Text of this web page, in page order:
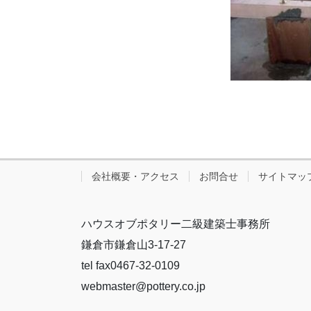
会社概要・アクセス お問合せ サイトマッ
ハウスオブポタリー二級建築士事務所
鎌倉市鎌倉山3-17-27
tel fax0467-32-0109
webmaster@pottery.co.jp